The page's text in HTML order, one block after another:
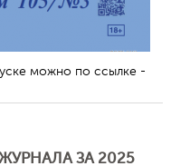
можно по ссылке -
ЗА 2025